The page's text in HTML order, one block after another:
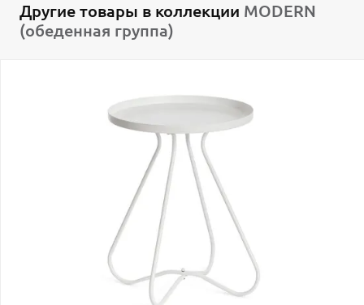
Другие товары в коллекции MODERN
(обеденная группа)